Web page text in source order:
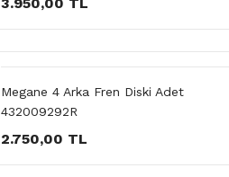
Megane 4 Arka Fren Diski Adet
432009292R
2.750,00 TL